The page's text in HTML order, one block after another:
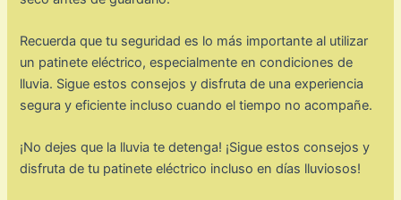
Recuerda que tu seguridad es lo más importante al utilizar
un patinete eléctrico, especialmente en condiciones de
lluvia. Sigue estos consejos y disfruta de una experiencia
segura y eficiente incluso cuando el tiempo no acompañe.
¡No dejes que la lluvia te detenga! ¡Sigue estos consejos y
disfruta de tu patinete eléctrico incluso en días lluviosos!